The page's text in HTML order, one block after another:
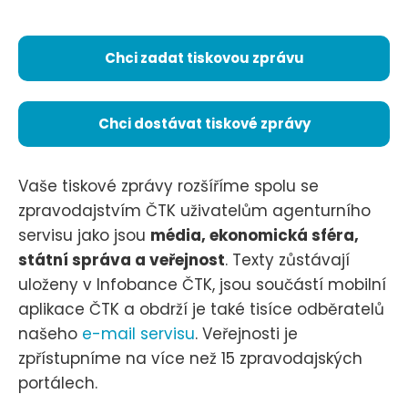
Chci zadat tiskovou zprávu
Chci dostávat tiskové zprávy
Vaše tiskové zprávy rozšíříme spolu se
zpravodajstvím ČTK uživatelům agenturního
servisu jako jsou média, ekonomická sféra,
státní správa a veřejnost. Texty zůstávají
uloženy v Infobance ČTK, jsou součástí mobilní
aplikace ČTK a obdrží je také tisíce odběratelů
našeho e-mail servisu. Veřejnosti je
zpřístupníme na více než 15 zpravodajských
portálech.